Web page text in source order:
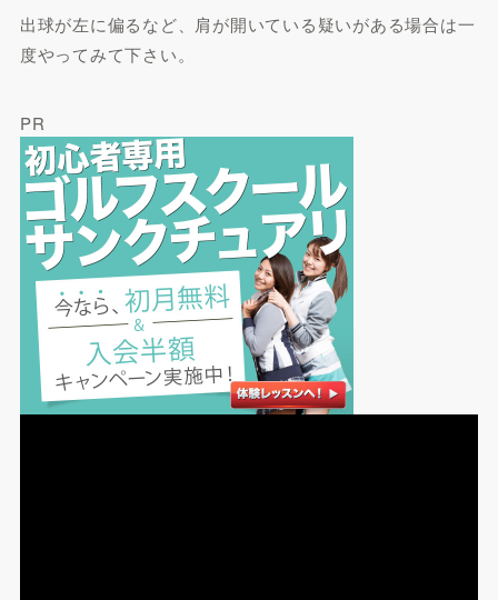
出球が左に偏るなど、肩が開いている疑いがある場合は一
度やってみて下さい。
PR